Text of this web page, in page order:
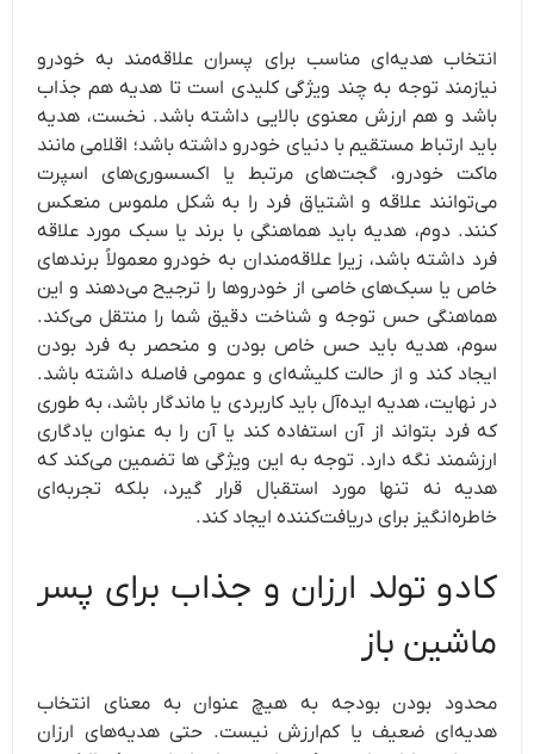
انتخاب هدیه‌ای مناسب برای پسران علاقه‌مند به خودرو
نیازمند توجه به چند ویژگی کلیدی است تا هدیه هم جذاب
باشد و هم ارزش معنوی بالایی داشته باشد. نخست، هدیه
باید ارتباط مستقیم با دنیای خودرو داشته باشد؛ اقلامی مانند
ماکت خودرو، گجت‌های مرتبط یا اکسسوری‌های اسپرت
می‌توانند علاقه و اشتیاق فرد را به شکل ملموس منعکس
کنند. دوم، هدیه باید هماهنگی با برند یا سبک مورد علاقه
فرد داشته باشد، زیرا علاقه‌مندان به خودرو معمولاً برندهای
خاص یا سبک‌های خاصی از خودروها را ترجیح می‌دهند و این
هماهنگی حس توجه و شناخت دقیق شما را منتقل می‌کند.
سوم، هدیه باید حس خاص بودن و منحصر به فرد بودن
ایجاد کند و از حالت کلیشه‌ای و عمومی فاصله داشته باشد.
در نهایت، هدیه ایده‌آل باید کاربردی یا ماندگار باشد، به طوری
که فرد بتواند از آن استفاده کند یا آن را به عنوان یادگاری
ارزشمند نگه دارد. توجه به این ویژگی ها تضمین می‌کند که
هدیه نه تنها مورد استقبال قرار گیرد، بلکه تجربه‌ای
خاطره‌انگیز برای دریافت‌کننده ایجاد کند.
کادو تولد ارزان و جذاب برای پسر
ماشین ‌باز
محدود بودن بودجه به هیچ عنوان به معنای انتخاب
هدیه‌ای ضعیف یا کم‌ارزش نیست. حتی هدیه‌های ارزان